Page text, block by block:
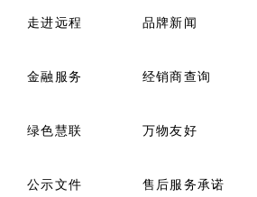
走进远程 品牌新闻
金融服务 经销商查询
绿色慧联 万物友好
公示文件 售后服务承诺